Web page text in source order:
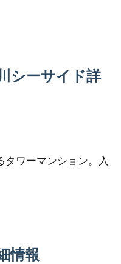
シーサイド詳
ワーマンション。入
情報